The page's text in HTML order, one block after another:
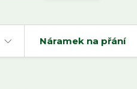
Náramek na přání